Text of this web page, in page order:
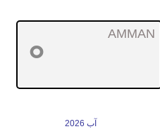
AMMAN
°
آب 2026